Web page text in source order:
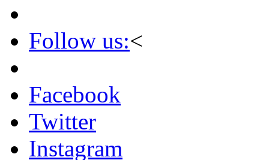
Follow us:<
Facebook
Twitter
Instagram